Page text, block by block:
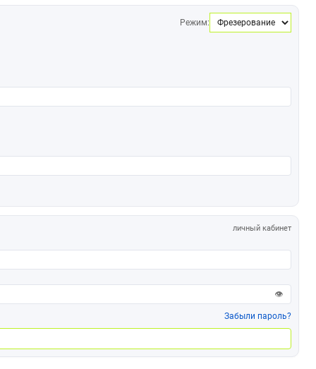
Режим:
личный кабинет
👁
Забыли пароль?